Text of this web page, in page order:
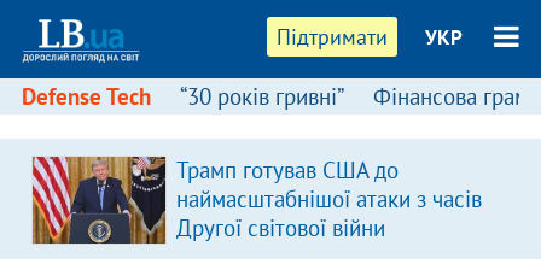
Підтримати УКР
Defense Tech “30 років гривні” Фінансова
Трамп готував США до
наймасштабнішої атаки з часів
Другої світової війни